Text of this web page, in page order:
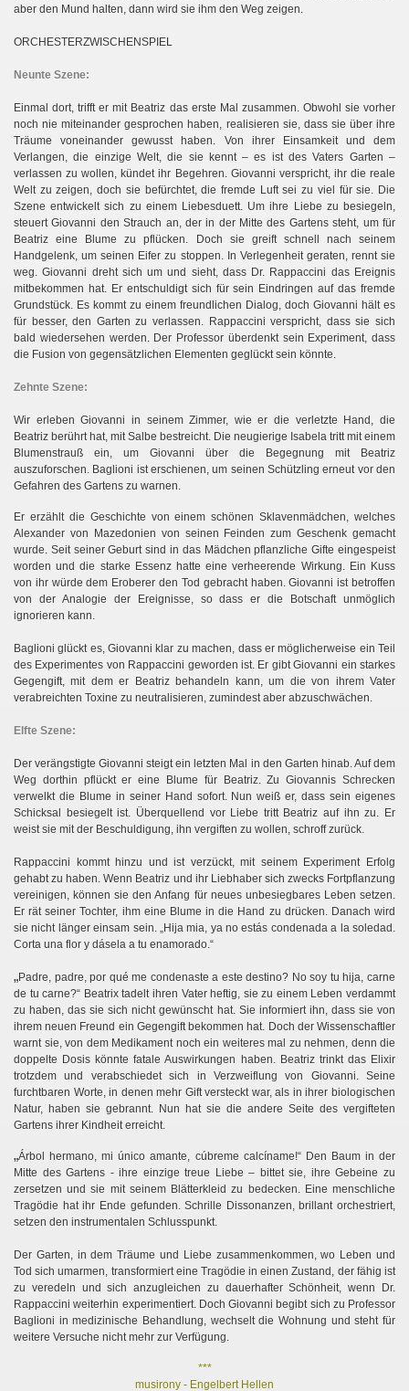
aber den Mund halten, dann wird sie ihm den Weg zeigen.
ORCHESTERZWISCHENSPIEL
Neunte Szene:
Einmal dort, trifft er mit Beatriz das erste Mal zusammen. Obwohl sie vorher
noch nie miteinander gesprochen haben, realisieren sie, dass sie über ihre
Träume voneinander gewusst haben. Von ihrer Einsamkeit und dem
Verlangen, die einzige Welt, die sie kennt – es ist des Vaters Garten –
verlassen zu wollen, kündet ihr Begehren. Giovanni verspricht, ihr die reale
Welt zu zeigen, doch sie befürchtet, die fremde Luft sei zu viel für sie. Die
Szene entwickelt sich zu einem Liebesduett. Um ihre Liebe zu besiegeln,
steuert Giovanni den Strauch an, der in der Mitte des Gartens steht, um für
Beatriz eine Blume zu pflücken. Doch sie greift schnell nach seinem
Handgelenk, um seinen Eifer zu stoppen. In Verlegenheit geraten, rennt sie
weg. Giovanni dreht sich um und sieht, dass Dr. Rappaccini das Ereignis
mitbekommen hat. Er entschuldigt sich für sein Eindringen auf das fremde
Grundstück. Es kommt zu einem freundlichen Dialog, doch Giovanni hält es
für besser, den Garten zu verlassen. Rappaccini verspricht, dass sie sich
bald wiedersehen werden. Der Professor überdenkt sein Experiment, dass
die Fusion von gegensätzlichen Elementen geglückt sein könnte.
Zehnte Szene:
Wir erleben Giovanni in seinem Zimmer, wie er die verletzte Hand, die
Beatriz berührt hat, mit Salbe bestreicht. Die neugierige Isabela tritt mit einem
Blumenstrauß ein, um Giovanni über die Begegnung mit Beatriz
auszuforschen. Baglioni ist erschienen, um seinen Schützling erneut vor den
Gefahren des Gartens zu warnen.
Er erzählt die Geschichte von einem schönen Sklavenmädchen, welches
Alexander von Mazedonien von seinen Feinden zum Geschenk gemacht
wurde. Seit seiner Geburt sind in das Mädchen pflanzliche Gifte eingespeist
worden und die starke Essenz hatte eine verheerende Wirkung. Ein Kuss
von ihr würde dem Eroberer den Tod gebracht haben. Giovanni ist betroffen
von der Analogie der Ereignisse, so dass er die Botschaft unmöglich
ignorieren kann.
Baglioni glückt es, Giovanni klar zu machen, dass er möglicherweise ein Teil
des Experimentes von Rappaccini geworden ist. Er gibt Giovanni ein starkes
Gegengift, mit dem er Beatriz behandeln kann, um die von ihrem Vater
verabreichten Toxine zu neutralisieren, zumindest aber abzuschwächen.
Elfte Szene:
Der verängstigte Giovanni steigt ein letzten Mal in den Garten hinab. Auf dem
Weg dorthin pflückt er eine Blume für Beatriz. Zu Giovannis Schrecken
verwelkt die Blume in seiner Hand sofort. Nun weiß er, dass sein eigenes
Schicksal besiegelt ist. Überquellend vor Liebe tritt Beatriz auf ihn zu. Er
weist sie mit der Beschuldigung, ihn vergiften zu wollen, schroff zurück.
Rappaccini kommt hinzu und ist verzückt, mit seinem Experiment Erfolg
gehabt zu haben. Wenn Beatriz und ihr Liebhaber sich zwecks Fortpflanzung
vereinigen, können sie den Anfang für neues unbesiegbares Leben setzen.
Er rät seiner Tochter, ihm eine Blume in die Hand zu drücken. Danach wird
sie nicht länger einsam sein. „Hija mia, ya no estás condenada a la soledad.
Corta una flor y dásela a tu enamorado.“
„Padre, padre, por qué me condenaste a este destino? No soy tu hija, carne
de tu carne?“ Beatrix tadelt ihren Vater heftig, sie zu einem Leben verdammt
zu haben, das sie sich nicht gewünscht hat. Sie informiert ihn, dass sie von
ihrem neuen Freund ein Gegengift bekommen hat. Doch der Wissenschaftler
warnt sie, von dem Medikament noch ein weiteres mal zu nehmen, denn die
doppelte Dosis könnte fatale Auswirkungen haben. Beatriz trinkt das Elixir
trotzdem und verabschiedet sich in Verzweiflung von Giovanni. Seine
furchtbaren Worte, in denen mehr Gift versteckt war, als in ihrer biologischen
Natur, haben sie gebrannt. Nun hat sie die andere Seite des vergifteten
Gartens ihrer Kindheit erreicht.
„Árbol hermano, mi único amante, cúbreme calcíname!“ Den Baum in der
Mitte des Gartens - ihre einzige treue Liebe – bittet sie, ihre Gebeine zu
zersetzen und sie mit seinem Blätterkleid zu bedecken. Eine menschliche
Tragödie hat ihr Ende gefunden. Schrille Dissonanzen, brillant orchestriert,
setzen den instrumentalen Schlusspunkt.
Der Garten, in dem Träume und Liebe zusammenkommen, wo Leben und
Tod sich umarmen, transformiert eine Tragödie in einen Zustand, der fähig ist
zu veredeln und sich anzugleichen zu dauerhafter Schönheit, wenn Dr.
Rappaccini weiterhin experimentiert. Doch Giovanni begibt sich zu Professor
Baglioni in medizinische Behandlung, wechselt die Wohnung und steht für
weitere Versuche nicht mehr zur Verfügung.
***
musirony - Engelbert Hellen